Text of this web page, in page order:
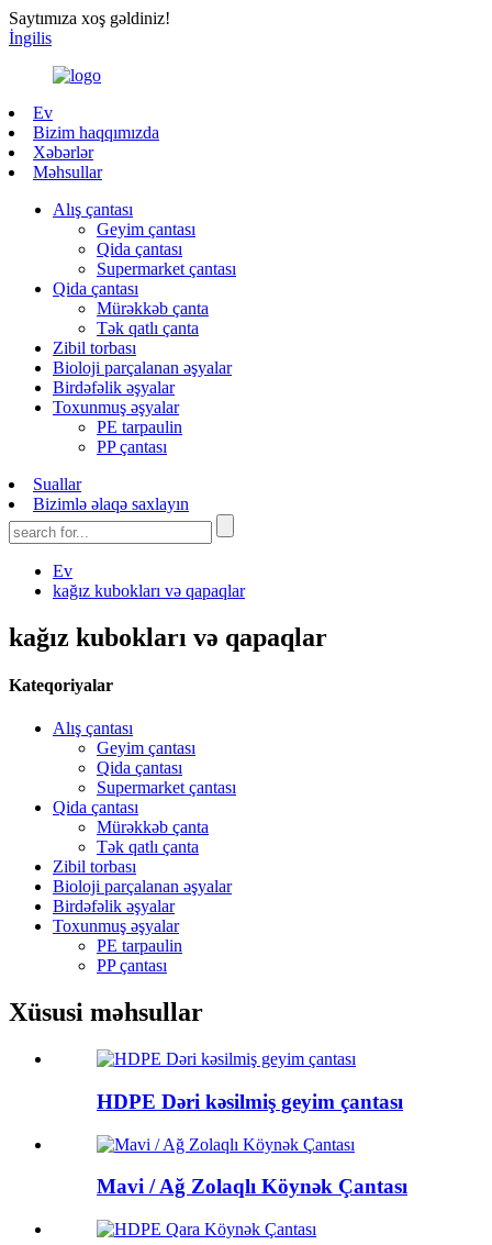
Saytımıza xoş gəldiniz!
İngilis
Ev
Bizim haqqımızda
Xəbərlər
Məhsullar
Alış çantası
Geyim çantası
Qida çantası
Supermarket çantası
Qida çantası
Mürəkkəb çanta
Tək qatlı çanta
Zibil torbası
Bioloji parçalanan əşyalar
Birdəfəlik əşyalar
Toxunmuş əşyalar
PE tarpaulin
PP çantası
Suallar
Bizimlə əlaqə saxlayın
Ev
kağız kubokları və qapaqlar
kağız kubokları və qapaqlar
Kateqoriyalar
Alış çantası
Geyim çantası
Qida çantası
Supermarket çantası
Qida çantası
Mürəkkəb çanta
Tək qatlı çanta
Zibil torbası
Bioloji parçalanan əşyalar
Birdəfəlik əşyalar
Toxunmuş əşyalar
PE tarpaulin
PP çantası
Xüsusi məhsullar
HDPE Dəri kəsilmiş geyim çantası
Mavi / Ağ Zolaqlı Köynək Çantası